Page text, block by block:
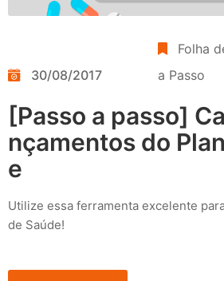
30/08/2017
Folha
a Passo
[Passo a passo]
nçamentos do
e
Utilize essa ferramenta excelente
de Saúde!